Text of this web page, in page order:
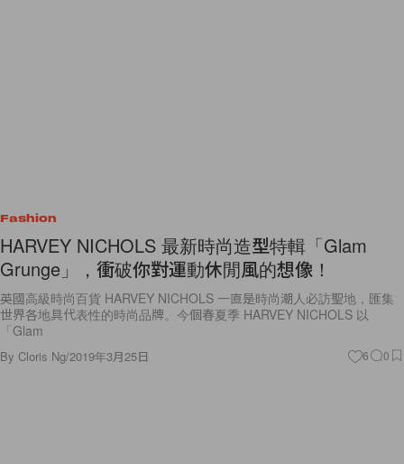
Fashion
HARVEY NICHOLS 最新時尚造型特輯「Glam
Grunge」，衝破你對運動休閒風的想像！
英國高級時尚百貨 HARVEY NICHOLS 一直是時尚潮人必訪聖地，匯集
世界各地具代表性的時尚品牌。今個春夏季 HARVEY NICHOLS 以
「Glam
By Cloris Ng/2019年3月25日 6 0